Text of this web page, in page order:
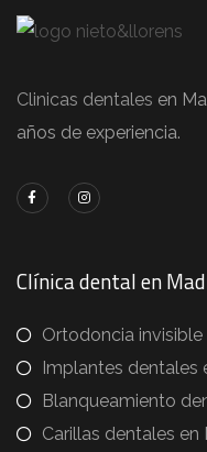
Clinicas dentales en
años de experiencia.
Clínica dental en
Ortodoncia invisible
Implantes dentales
Blanqueamiento
Carillas dentales en